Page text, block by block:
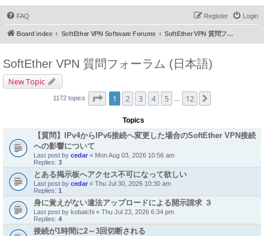
FAQ Login
Register
Board index SoftEther VPN Software Forums SoftEther VPN 質問フォーラム (日本語)
SoftEther VPN 質問フォーラム (日本語)
New Topic
1172 topics Page of 12
1 2 3 4 5 12
Topics
【質問】IPv4からIPv6接続へ変更した場合のSoftEther VPN接続
への影響について
Last post by cedar « Mon Aug 03, 2026 10:56 am
Replies: 3
とある掲示板へアクセス不可になって欲しい
Last post by cedar « Thu Jul 30, 2026 10:30 am
Replies: 1
身に覚えがない違法アップロードによる開示請求 ３
Last post by kobaichi « Thu Jul 23, 2026 6:34 pm
Replies: 4
接続が1時間に2～3回切断される